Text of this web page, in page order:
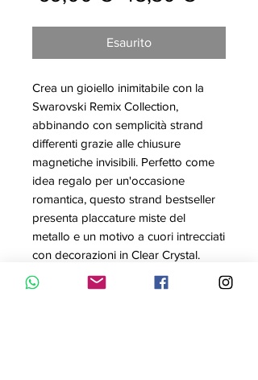
Esaurito
Crea un gioiello inimitabile con la
Swarovski Remix Collection,
abbinando con semplicità strand
differenti grazie alle chiusure
magnetiche invisibili. Perfetto come
idea regalo per un'occasione
romantica, questo strand bestseller
presenta placcature miste del
metallo e un motivo a cuori intrecciati
con decorazioni in Clear Crystal.
Indossalo da solo come un
bracciale, oppure aggiungi altri